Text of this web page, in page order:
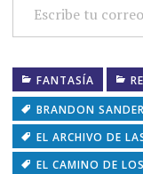
FANTASÍA
BRANDON
EL ARCHIVO DE
EL CAMINO DE